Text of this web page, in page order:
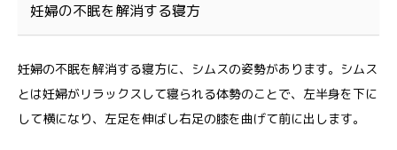
妊婦の不眠を解消する寝方
妊婦の不眠を解消する寝方に、シムスの姿勢があります。シムス
とは妊婦がリラックスして寝られる体勢のことで、左半身を下に
して横になり、左足を伸ばし右足の膝を曲げて前に出します。